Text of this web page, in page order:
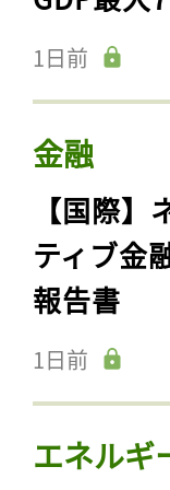
1日前
金融
【国際
ティブ金
報告書
1日前
エネルギ